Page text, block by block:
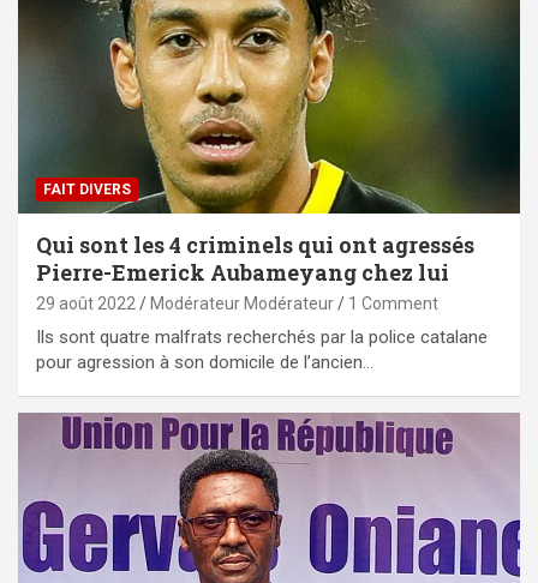
FAIT DIVERS
Qui sont les 4 criminels qui ont agressés
Pierre-Emerick Aubameyang chez lui
29 août 2022 Modérateur Modérateur 1 Comment
Ils sont quatre malfrats recherchés par la police catalane
pour agression à son domicile de l’ancien…